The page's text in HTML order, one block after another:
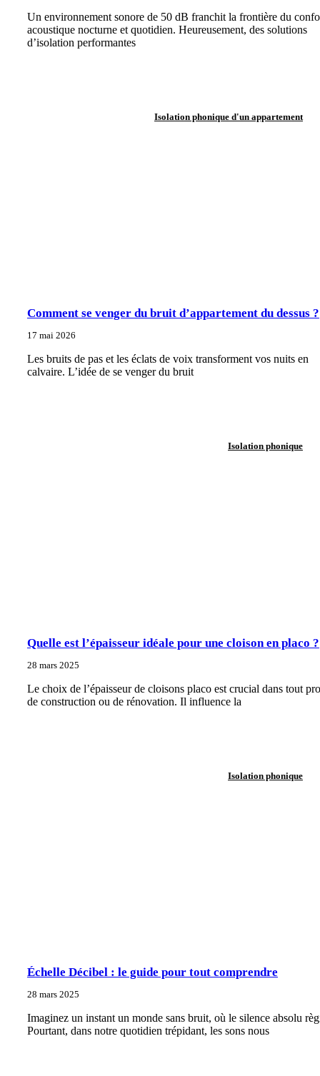
Un environnement sonore de 50 dB franchit la frontière du
acoustique nocturne et quotidien. Heureusement, des solutions
d’isolation performantes
Isolation phonique d'un appartement
Comment se venger du bruit d’appartement du dessus ?
17 mai 2026
Les bruits de pas et les éclats de voix transforment vos nuits en
calvaire. L’idée de se venger du bruit
Isolation phonique
Quelle est l’épaisseur idéale pour une cloison en placo ?
28 mars 2025
Le choix de l’épaisseur de cloisons placo est crucial dans tout
de construction ou de rénovation. Il influence la
Isolation phonique
Échelle Décibel : le guide pour tout comprendre
28 mars 2025
Imaginez un instant un monde sans bruit, où le silence absolu
Pourtant, dans notre quotidien trépidant, les sons nous